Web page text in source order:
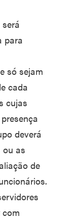
para
só sejam
cada
cujas
deverá
ou as
de